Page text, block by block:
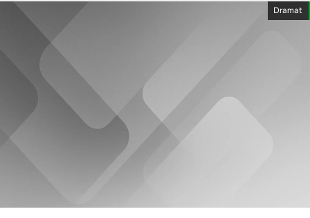
Dramat